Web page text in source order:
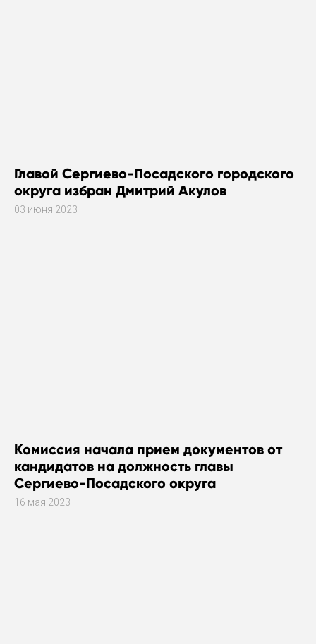
Главой Сергиево-Посадского городского
округа избран Дмитрий Акулов
03 июня 2023
Комиссия начала прием документов от
кандидатов на должность главы
Сергиево-Посадского округа
16 мая 2023